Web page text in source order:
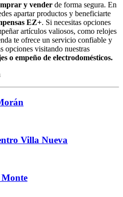
y vender de forma segura. En
apartar productos y beneficiarte
EZ+. Si necesitas opciones
artículos valiosos, como relojes
te ofrece un servicio confiable y
opciones visitando nuestras
o empeño de electrodomésticos.
Villa Nueva
Monte